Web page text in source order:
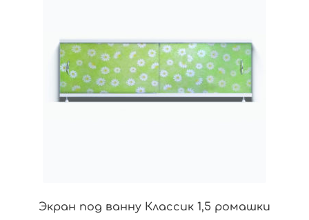
Экран под ванну Классик 1,5 ромашки